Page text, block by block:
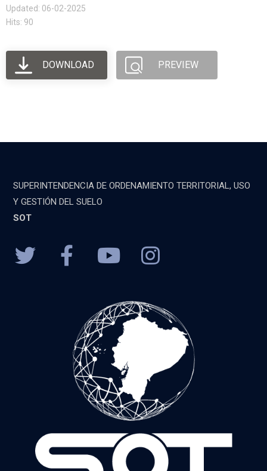
Updated: 06-02-2025
Hits: 90
DOWNLOAD PREVIEW
SUPERINTENDENCIA DE ORDENAMIENTO TERRITORIAL, USO
Y GESTIÓN DEL SUELO
SOT